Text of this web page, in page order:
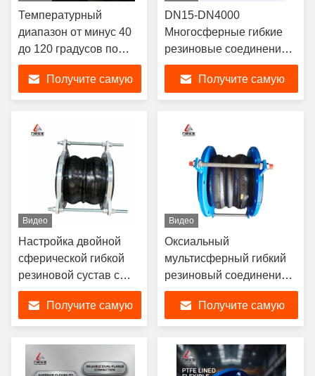
Температурный
диапазон от минус 40
до 120 градусов по
Цельсию Двойная
сфера гибкий
резиновый сустав
OEM поддержка на
Получите самую
DN15-DN4000
Многосферные гибкие
резиновые соединения с
более чем 2000
комплектами форм
Получите самую
Видео
Настройка двойной
сферической гибкой
резиновой сустав с
поглощением
вибраций и
коррозионной
стойкостью
Получите самую
Видео
Оксиальный
мультисферный гибкий
резиновый соединение с
болтами и гайками
Получите самую